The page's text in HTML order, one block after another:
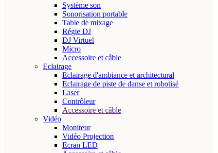
Système son
Sonorisation portable
Table de mixage
Régie DJ
DJ Virtuel
Micro
Accessoire et câble
Eclairage
Eclairage d'ambiance et architectural
Eclairage de piste de danse et robotisé
Laser
Contrôleur
Accessoire et câble
Vidéo
Moniteur
Vidéo Projection
Ecran LED